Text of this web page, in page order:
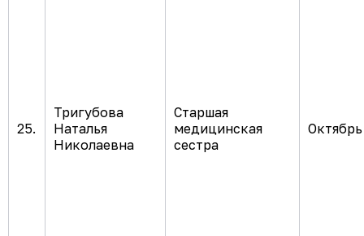
25.
Тригубова
Наталья
Николаевна
Старшая
медицинская
сестра
Октябрь